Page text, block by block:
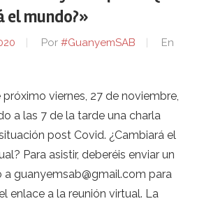
el mundo?»
Por #GuanyemSAB
En
viernes, 27 de noviembre,
a las 7 de la tarde una charla
post Covid. ¿Cambiará el
Para asistir, deberéis enviar un
guanyemsab@gmail.com para
enlace a la reunión virtual. La